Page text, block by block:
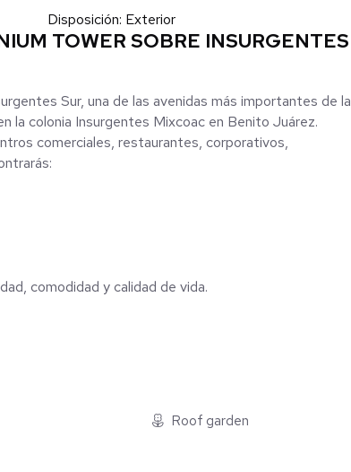
Disposición: Exterior
TOWER SOBRE INSURGENTES
Sur, una de las avenidas más importantes de la
la colonia Insurgentes Mixcoac en Benito Juárez.
comerciales, restaurantes, corporativos,
comodidad y calidad de vida.
Roof garden